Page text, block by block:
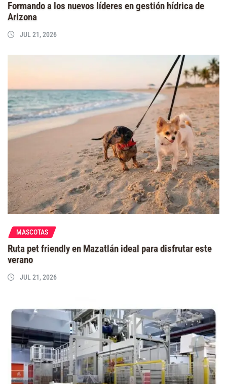
Formando a los nuevos líderes en gestión hídrica de
Arizona
JUL 21, 2026
MASCOTAS
Ruta pet friendly en Mazatlán ideal para disfrutar este
verano
JUL 21, 2026